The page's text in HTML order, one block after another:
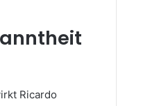
Ricardo